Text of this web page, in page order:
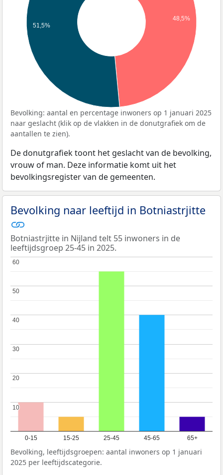
48,5%
51,5%
Bevolking: aantal en percentage inwoners op 1 januari 2025
naar geslacht (klik op de vlakken in de donutgrafiek om de
aantallen te zien).
De donutgrafiek toont het geslacht van de bevolking,
vrouw of man. Deze informatie komt uit het
bevolkingsregister van de gemeenten.
Bevolking naar leeftijd in Botniastrjitte
Botniastrjitte in Nijland telt 55 inwoners in de
leeftijdsgroep 25-45 in 2025.
0-15 15-25 25-45 45-65 65+
10
10
20
20
30
30
40
40
50
50
60
60
Bevolking, leeftijdsgroepen: aantal inwoners op 1 januari
2025 per leeftijdscategorie.